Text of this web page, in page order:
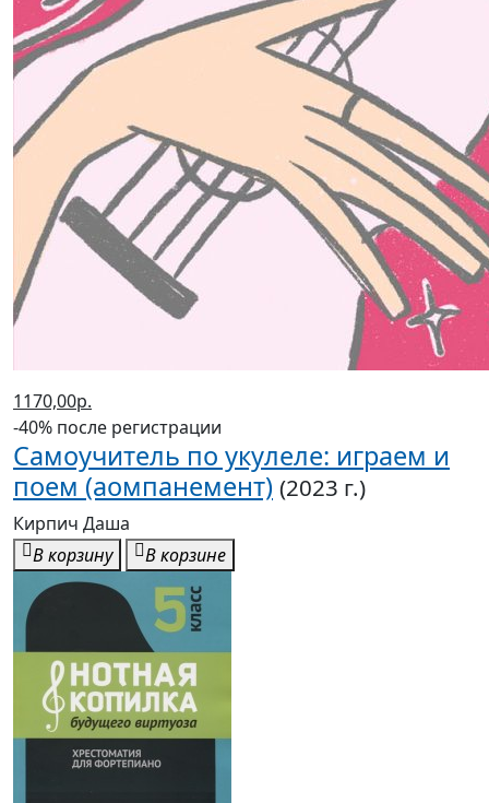
1170,00р.
-40% после регистрации
Самоучитель по укулеле: играем и
поем (аомпанемент) (2023 г.)
Кирпич Даша
В корзину
В корзине